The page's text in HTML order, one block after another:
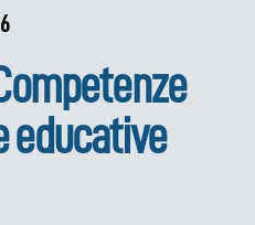
educative